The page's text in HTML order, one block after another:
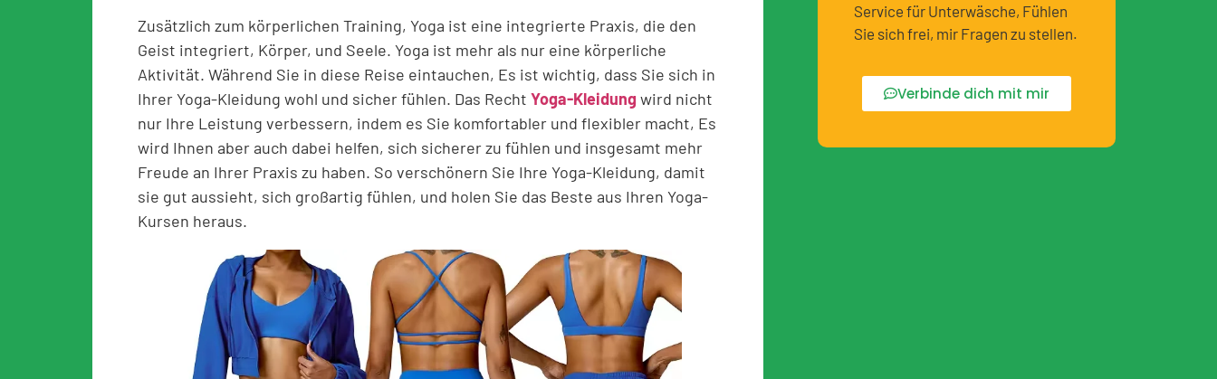
Zusätzlich zum körperlichen Training, Yoga ist eine integrierte Praxis, die den
Geist integriert, Körper, und Seele. Yoga ist mehr als nur eine körperliche
Aktivität. Während Sie in diese Reise eintauchen, Es ist wichtig, dass Sie sich in
Ihrer Yoga-Kleidung wohl und sicher fühlen. Das Recht Yoga-Kleidungwird nicht
nur Ihre Leistung verbessern, indem es Sie komfortabler und flexibler macht, Es
wird Ihnen aber auch dabei helfen, sich sicherer zu fühlen und insgesamt mehr
Freude an Ihrer Praxis zu haben. So verschönern Sie Ihre Yoga-Kleidung, damit
sie gut aussieht, sich großartig fühlen, und holen Sie das Beste aus Ihren Yoga-
Kursen heraus.
Service für Unterwäsche, Fühlen
Sie sich frei, mir Fragen zu stellen.
Verbinde dich mit mir